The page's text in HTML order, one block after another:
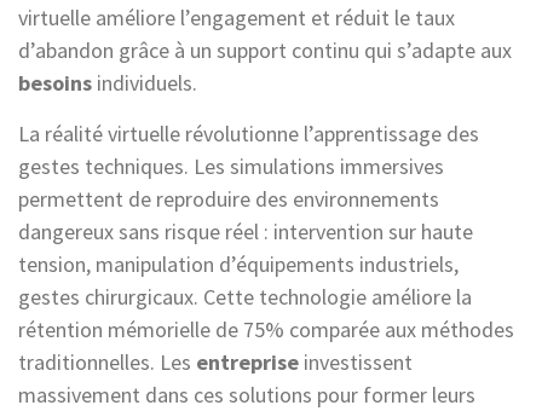
virtuelle améliore l’engagement et réduit le taux
d’abandon grâce à un support continu qui s’adapte aux
besoins individuels.
La réalité virtuelle révolutionne l’apprentissage des
gestes techniques. Les simulations immersives
permettent de reproduire des environnements
dangereux sans risque réel : intervention sur haute
tension, manipulation d’équipements industriels,
gestes chirurgicaux. Cette technologie améliore la
rétention mémorielle de 75% comparée aux méthodes
traditionnelles. Les entreprise investissent
massivement dans ces solutions pour former leurs